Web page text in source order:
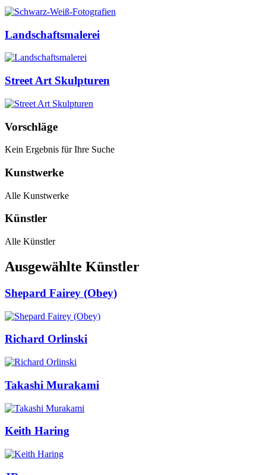
Landschaftsmalerei
Street Art Skulpturen
Vorschläge
Kein Ergebnis für Ihre Suche
Kunstwerke
Alle Kunstwerke
Künstler
Alle Künstler
Ausgewählte Künstler
Shepard Fairey (Obey)
Richard Orlinski
Takashi Murakami
Keith Haring